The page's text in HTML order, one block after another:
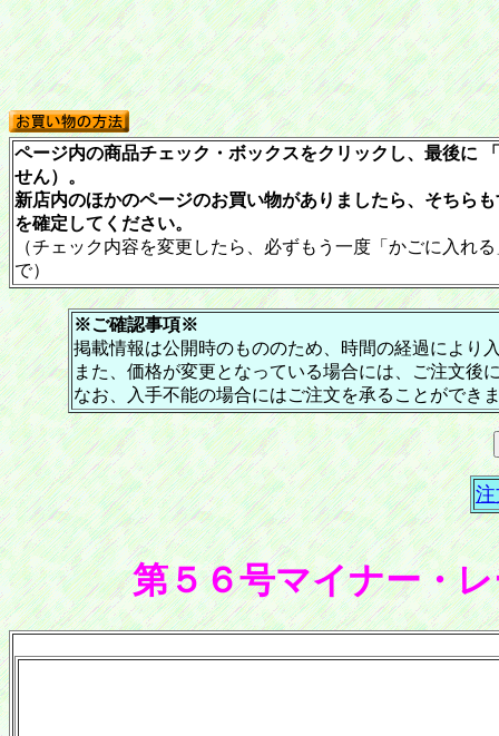
ページ内の商品チェック・ボックスをクリックし、最後に
せん）。
新店内のほかのページのお買い物がありましたら、そちら
を確定してください。
（チェック内容を変更したら、必ずもう一度「かごに入れ
で）
※ご確認事項※
掲載情報は公開時のもののため、時間の経過により
また、価格が変更となっている場合には、ご注文後
なお、入手不能の場合にはご注文を承ることができ
第５６号マイナー・